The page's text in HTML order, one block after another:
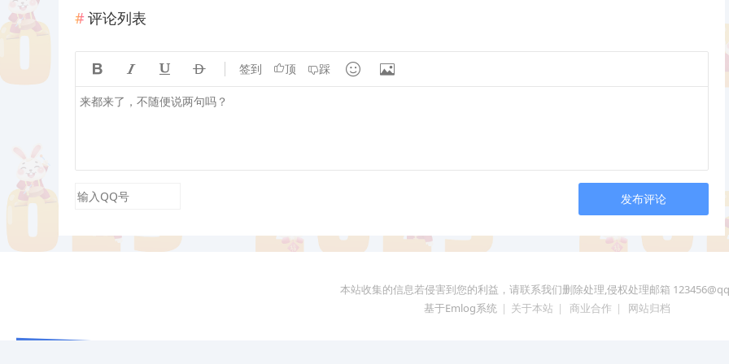
评论列表
    签到 顶 踩  
发布评论
本站收集的信息若侵害到您的利益，请联系我们删除处理,侵权处理邮箱
基于Emlog系统 | 关于本站 | 商业合作 | 网站归档